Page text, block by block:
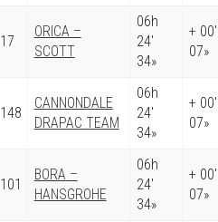
17
ORICA –
SCOTT
06h
24′
34»
+ 00′
07»
148
CANNONDALE
DRAPAC TEAM
06h
24′
34»
+ 00′
07»
101
BORA –
HANSGROHE
06h
24′
34»
+ 00′
07»